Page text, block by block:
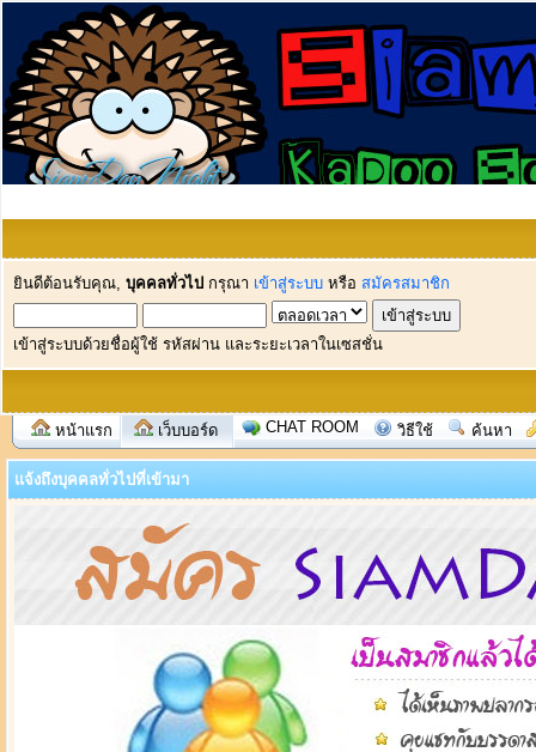
ยินดีต้อนรับคุณ, บุคคลทั่วไป กรุณา เข้าสู่ระบบ หรือ สมัครสมาชิก
เข้าสู่ระบบด้วยชื่อผู้ใช้ รหัสผ่าน และระยะเวลาในเซสชั่น
หน้าแรก เว็บบอร์ด CHAT ROOM วิธีใช้ ค้นหา
แจ้งถึงบุคคลทั่วไปที่เข้ามา